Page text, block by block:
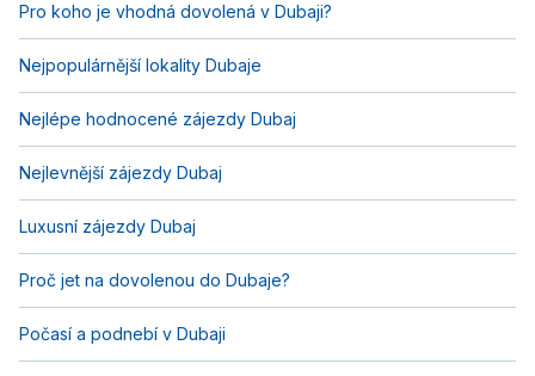
Pro koho je vhodná dovolená v Dubaji?
Nejpopulárnější lokality Dubaje
Nejlépe hodnocené zájezdy Dubaj
Nejlevnější zájezdy Dubaj
Luxusní zájezdy Dubaj
Proč jet na dovolenou do Dubaje?
Počasí a podnebí v Dubaji